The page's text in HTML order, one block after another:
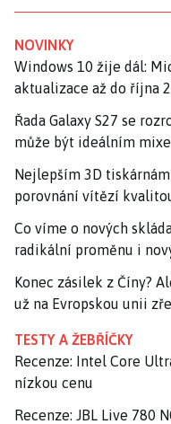
NOVINKY
Windows 10 žije dál:
aktualizace až do října
Řada Galaxy S27 se
může být ideálním
Nejlepším 3D
porovnání vítězí
Co víme o nových
radikální proměnu i
Konec zásilek z Číny?
už na Evropskou unii
TESTY A ŽEBŘÍČKY
Recenze: Intel Core
nízkou cenu
Recenze: JBL Live 780